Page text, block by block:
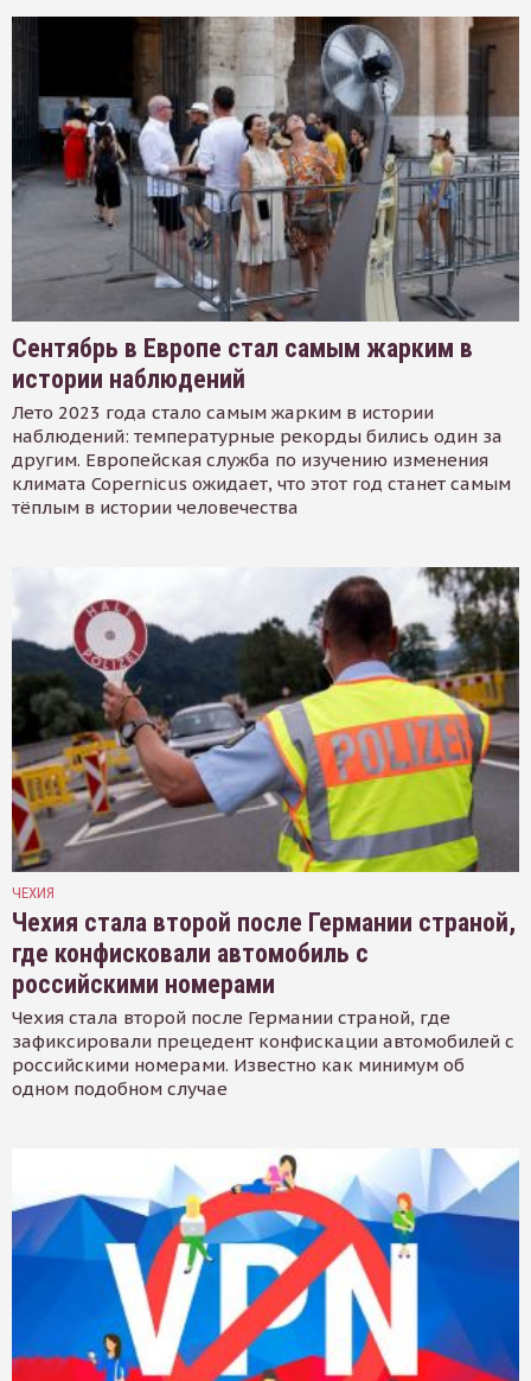
Сентябрь в Европе стал самым жарким в
истории наблюдений
Лето 2023 года стало самым жарким в истории
наблюдений: температурные рекорды бились один за
другим. Европейская служба по изучению изменения
климата Copernicus ожидает, что этот год станет самым
тёплым в истории человечества
ЧЕХИЯ
Чехия стала второй после Германии страной,
где конфисковали автомобиль с
российскими номерами
Чехия стала второй после Германии страной, где
зафиксировали прецедент конфискации автомобилей с
российскими номерами. Известно как минимум об
одном подобном случае